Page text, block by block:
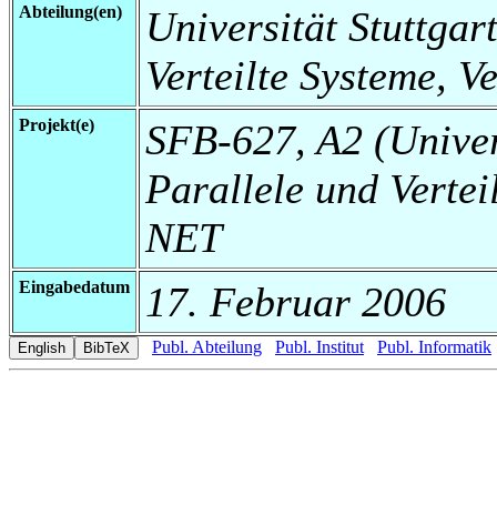
Abteilung(en)
Universität
Verteilte Systeme,
Projekt(e)
SFB-627, A2
Parallele und
NET
Eingabedatum 17. Februar 2006
Publ. Abteilung Publ. Institut Publ. Informatik